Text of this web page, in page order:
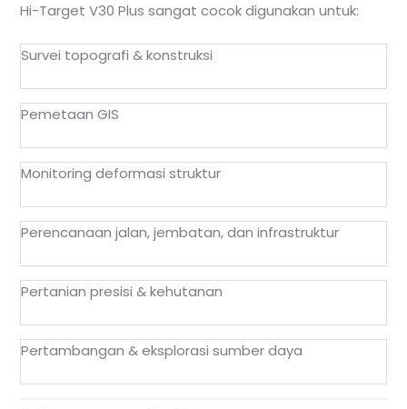
Hi-Target V30 Plus sangat cocok digunakan untuk:
Survei topografi & konstruksi
Pemetaan GIS
Monitoring deformasi struktur
Perencanaan jalan, jembatan, dan infrastruktur
Pertanian presisi & kehutanan
Pertambangan & eksplorasi sumber daya